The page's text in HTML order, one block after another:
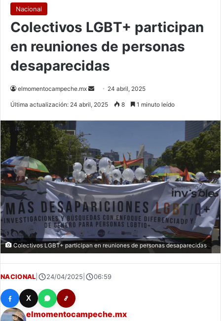
Nacional
Colectivos LGBT+ participan
en reuniones de personas
desaparecidas
elmomentocampeche.mx
Send 24 abril, 2025
Última actualización: 24 abril, 2025 8 1 minuto leído
Colectivos LGBT+ participan en reuniones de personas desaparecidas
NACIONAL 24/04/2025 06:59
X
elmomentocampeche.mx